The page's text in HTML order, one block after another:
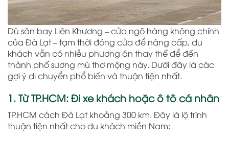
Dù sân bay Liên Khương – cửa ngõ hàng không chính
của Đà Lạt – tạm thời đóng cửa để nâng cấp, du
khách vẫn có nhiều phương án thay thế để đến
thành phố sương mù thơ mộng này. Dưới đây là các
gợi ý di chuyển phổ biến và thuận tiện nhất.
1. Từ TP.HCM: Đi xe khách hoặc ô tô cá nhân
TP.HCM cách Đà Lạt khoảng 300 km. Đây là lộ trình
thuận tiện nhất cho du khách miền Nam: